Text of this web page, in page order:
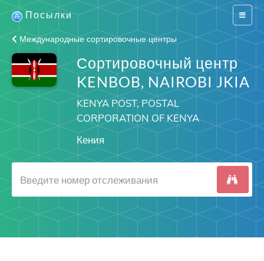
Switch
Посылки
Международные сортировочные центры
Сортировочный центр
KENBOB, NAIROBI JKIA
KENYA POST, POSTAL
CORPORATION OF KENYA
Кения